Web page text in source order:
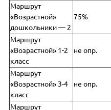
Маршрут
«Возрастной»
дошкольники — 2
75%
Маршрут
«Возрастной» 1-2
класс
не опр.
Маршрут
«Возрастной» 3-4
класс
не опр.
Маршрут